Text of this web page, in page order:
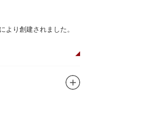
より創建されました。
丸い形の松から不忍池
上野の山に数多くの堂